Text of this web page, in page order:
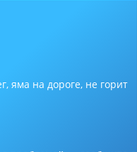
яма на дороге, не горит